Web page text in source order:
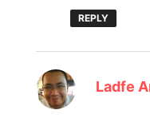
REPLY
Ladfe